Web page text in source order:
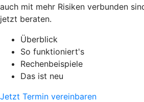
auch mit mehr Risiken verbunden
jetzt beraten.
Überblick
So funktioniert's
Rechenbeispiele
Das ist neu
Jetzt Termin vereinbaren